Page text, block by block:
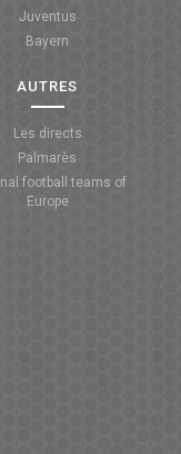
Juventus
Bayern
AUTRES
Les directs
Palmarès
football teams of
Europe